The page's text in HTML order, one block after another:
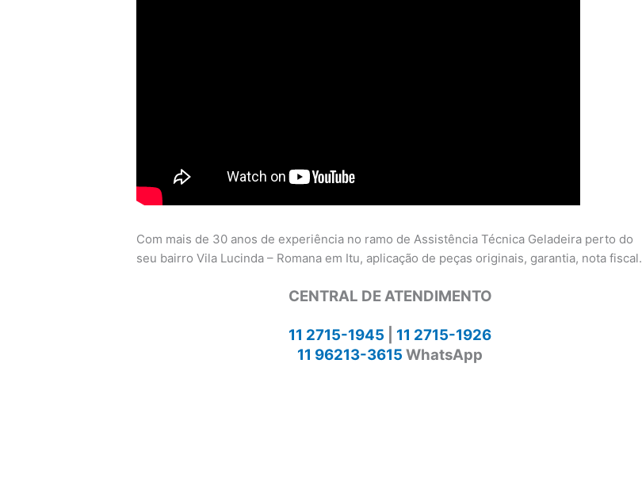
Com mais de 30 anos de experiência no ramo de Assistência Técnica Geladeira perto do
seu bairro Vila Lucinda – Romana em Itu, aplicação de peças originais, garantia, nota fiscal.
CENTRAL DE ATENDIMENTO
11 2715-1945
11 2715-1926
11 96213-3615 WhatsApp